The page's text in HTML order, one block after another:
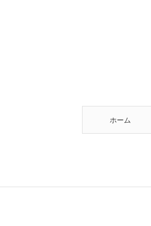
ホーム